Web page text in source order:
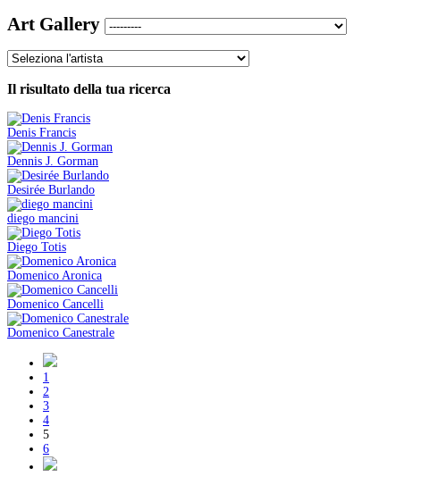
Art Gallery
Il risultato della tua ricerca
Denis Francis
Dennis J. Gorman
Desirée Burlando
diego mancini
Diego Totis
Domenico Aronica
Domenico Cancelli
Domenico Canestrale
1
2
3
4
5
6